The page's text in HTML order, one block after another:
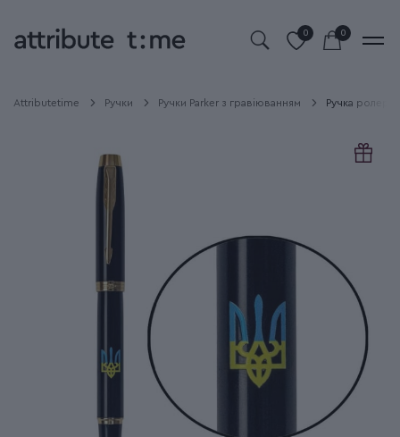
0 0
Attributetime Ручки Ручки Parker з гравіюванням Ручка